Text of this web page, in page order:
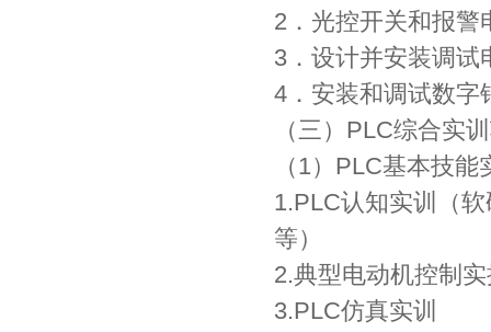
2．光控开关和报警
3．设计并安装调试
4．安装和调试数字
（三）PLC综合实
（1）PLC基本技能
1.PLC认知实训（
等）
2.典型电动机控制
3.PLC仿真实训